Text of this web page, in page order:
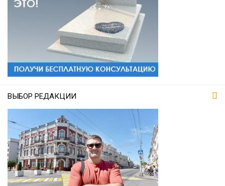
ВЫБОР РЕДАКЦИИ